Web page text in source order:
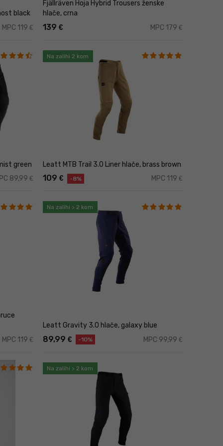
black
MPC 119 €
Fjällräven Hoja Hybrid Trousers ženske
hlače, crna
139 € MPC 179 €
green
89,99 €
Na zalihi 2 kom
Leatt MTB Trail 3.0 Liner hlače, brass brown
109 € -8% MPC 119 €
MPC 119 €
Na zalihi > 2 kom
Leatt Gravity 3.0 hlače, galaxy blue
89,99 € -10% MPC 99,99 €
Na zalihi > 2 kom